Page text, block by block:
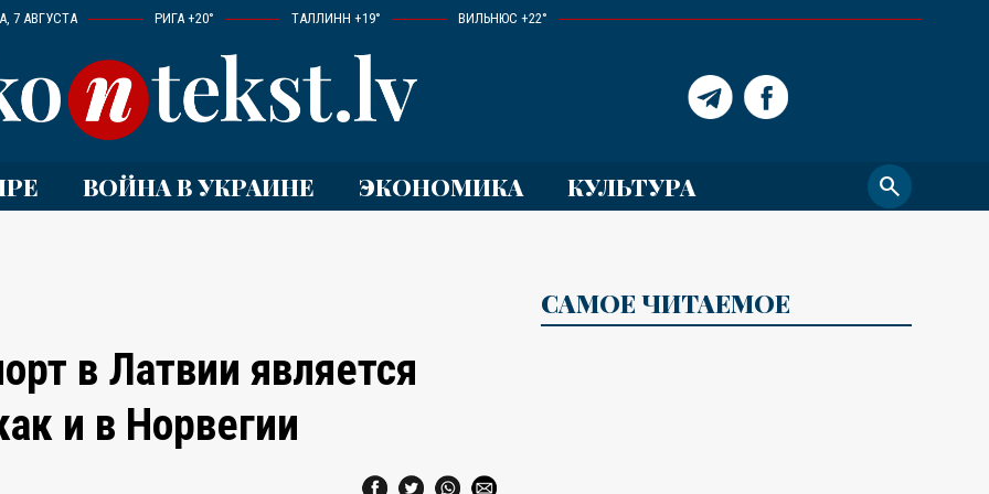
7 АВГУСТА РИГА +20° ТАЛЛИНН +19° ВИЛЬНЮС +22°
ВОЙНА В УКРАИНЕ ЭКОНОМИКА КУЛЬТУРА search
в Латвии является
и в Норвегии
САМОЕ ЧИТАЕМОЕ